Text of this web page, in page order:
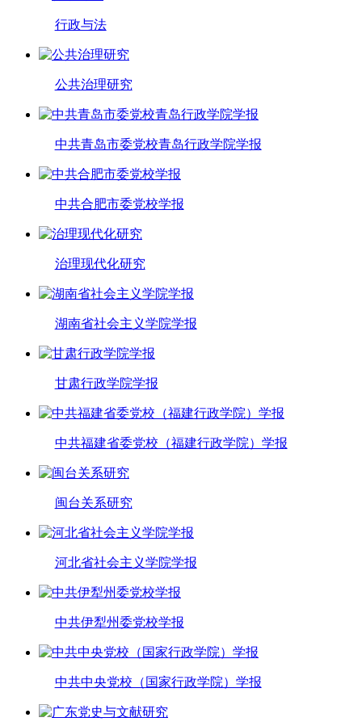
行政与法
公共治理研究
中共青岛市委党校青岛行政学院学报
中共合肥市委党校学报
治理现代化研究
湖南省社会主义学院学报
甘肃行政学院学报
中共福建省委党校（福建行政学院）学报
闽台关系研究
河北省社会主义学院学报
中共伊犁州委党校学报
中共中央党校（国家行政学院）学报